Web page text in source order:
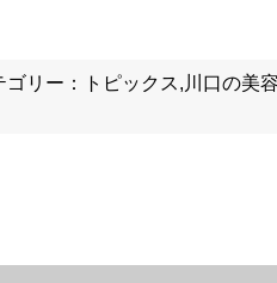
リー： トピックス, 川口の美